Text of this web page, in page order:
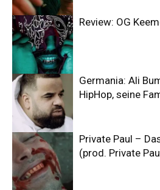
Review: OG
Germania: Ali
HipHop, seine
Private Paul –
(prod. Private